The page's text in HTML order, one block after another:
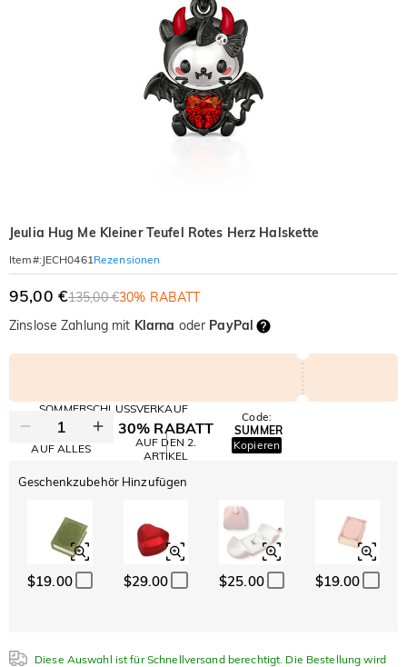
Jeulia Hug Me Kleiner Teufel Rotes Herz Halskette
Item#: JECH0461Rezensionen
95,00 €135,00 €30% RABATT
Zinslose Zahlung mit Klarna oder PayPal
SOMMERSCHLUSSVERKAUF
10% RABATT
AUF ALLES
30% RABATT
AUF DEN 2.
ARTIKEL
Code:
SUMMER
Kopieren
Geschenkzubehör Hinzufügen
$19.00 $29.00 $25.00 $19.00
Diese Auswahl ist für Schnellversand berechtigt. Die Bestellung wird